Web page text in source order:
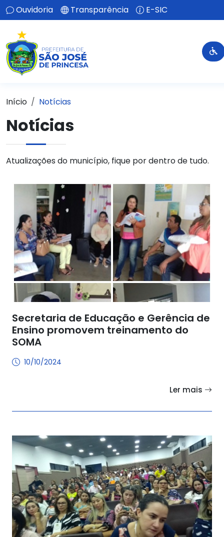
Ouvidoria Transparência E-SIC
Início Notícias
Notícias
Atualizações do município, fique por dentro de tudo.
Secretaria de Educação e Gerência de
Ensino promovem treinamento do
SOMA
10/10/2024
Ler mais